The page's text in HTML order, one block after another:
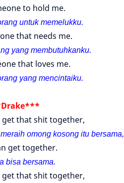
to hold me.
untuk memelukku.
that needs me.
yang membutuhkanku.
that loves me.
yang mencintaiku.
get that shit together,
omong kosong itu bersama,
get together.
bisa bersama.
get that shit together,